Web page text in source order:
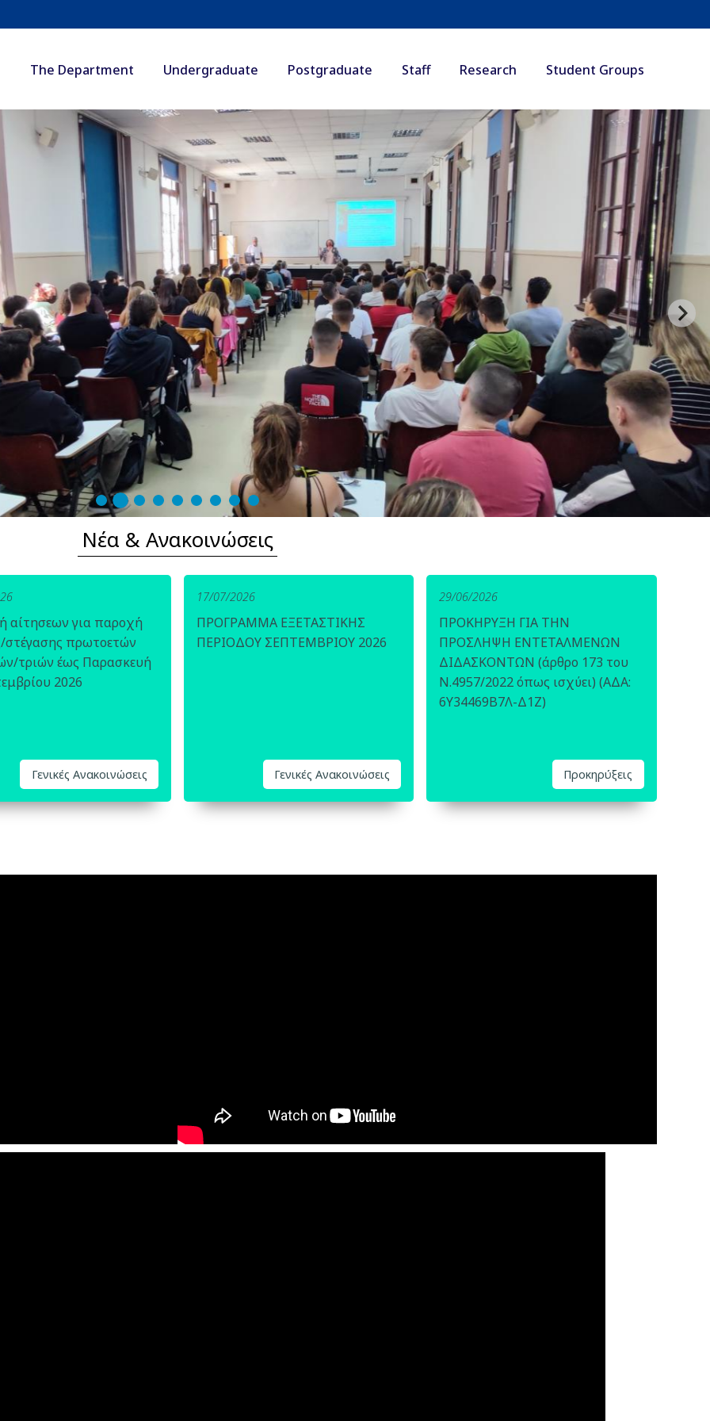
The Department Undergraduate Postgraduate Staff Research Student Groups
Νέα & Ανακοινώσεις
αίτησεων για παροχή
στέγασης πρωτοετών
τριών έως Παρασκευή
2026
Γενικές Ανακοινώσεις
17/07/2026
ΠΡΟΓΡΑΜΜΑ ΕΞΕΤΑΣΤΙΚΗΣ
ΠΕΡΙΟΔΟΥ ΣΕΠΤΕΜΒΡΙΟΥ 2026
Γενικές Ανακοινώσεις
29/06/2026
ΠΡΟΚΗΡΥΞΗ ΓΙΑ ΤΗΝ
ΠΡΟΣΛΗΨΗ ΕΝΤΕΤΑΛΜΕΝΩΝ
ΔΙΔΑΣΚΟΝΤΩΝ (άρθρο 173 του
Ν.4957/2022 όπως ισχύει) (ΑΔΑ:
6Υ34469Β7Λ-Δ1Ζ)
Προκηρύξεις